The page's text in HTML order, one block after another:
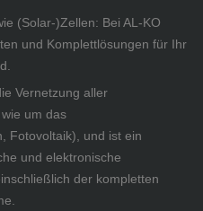
(Solar-)Zellen: Bei AL-KO
und Komplettlösungen für Ihr
Vernetzung aller
um das
Fotovoltaik), und ist ein
und elektronische
der kompletten